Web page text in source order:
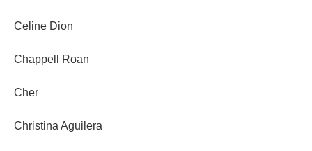
Celine Dion
Chappell Roan
Cher
Christina Aguilera